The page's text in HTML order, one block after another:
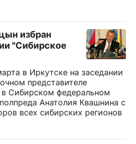
избран
"Сибирское
в Иркутске на заседании
представителе
в Сибирском федеральном
Анатолия Квашнина с
всех сибирских регионов